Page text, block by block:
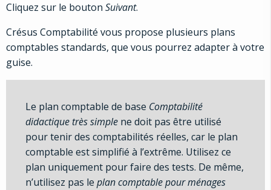
Cliquez sur le bouton Suivant.
Crésus Comptabilité vous propose plusieurs plans
comptables standards, que vous pourrez adapter à votre
guise.
Le plan comptable de base Comptabilité
didactique très simple ne doit pas être utilisé
pour tenir des comptabilités réelles, car le plan
comptable est simplifié à l’extrême. Utilisez ce
plan uniquement pour faire des tests. De même,
n’utilisez pas le plan comptable pour ménages